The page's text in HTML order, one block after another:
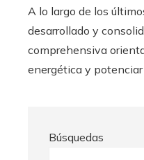
A lo largo de los
desarrollado y
comprehensiva
energética y potenciar
Búsquedas